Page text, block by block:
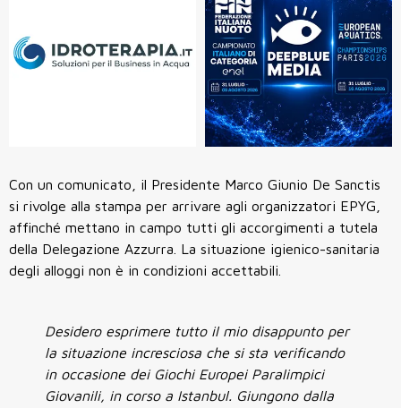
Con un comunicato, il Presidente Marco Giunio De Sanctis
si rivolge alla stampa per arrivare agli organizzatori EPYG,
affinché mettano in campo tutti gli accorgimenti a tutela
della Delegazione Azzurra. La situazione igienico-sanitaria
degli alloggi non è in condizioni accettabili.
Desidero esprimere tutto il mio disappunto per
la situazione incresciosa che si sta verificando
in occasione dei Giochi Europei Paralimpici
Giovanili, in corso a Istanbul. Giungono dalla